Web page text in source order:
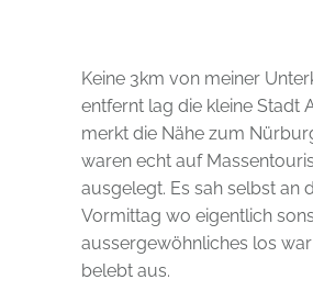
Keine 3km von meiner
entfernt lag die kleine Stadt
merkt die Nähe zum
waren echt auf
ausgelegt. Es sah selbst an
Vormittag wo eigentlich
aussergewöhnliches los
belebt aus.